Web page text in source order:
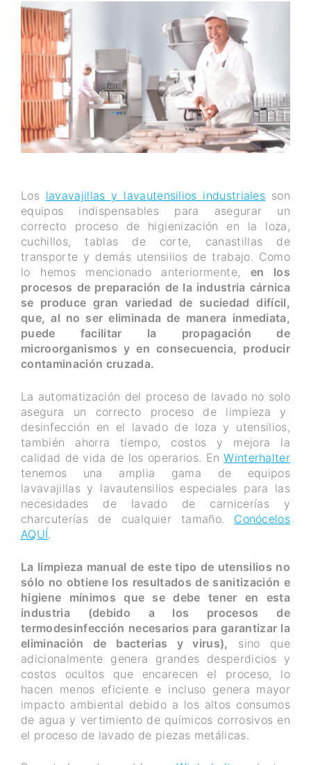
Los lavavajillas y lavautensilios industriales son
equipos indispensables para asegurar un
correcto proceso de higienización en la loza,
cuchillos, tablas de corte, canastillas de
transporte y demás utensilios de trabajo. Como
lo hemos mencionado anteriormente, en los
procesos de preparación de la industria cárnica
se produce gran variedad de suciedad difícil,
que, al no ser eliminada de manera inmediata,
puede facilitar la propagación de
microorganismos y en consecuencia, producir
contaminación cruzada.
La automatización del proceso de lavado no solo
asegura un correcto proceso de limpieza y
desinfección en el lavado de loza y utensilios,
también ahorra tiempo, costos y mejora la
calidad de vida de los operarios. EnWinterhalter
tenemos una amplia gama de equipos
lavavajillas y lavautensilios especiales para las
necesidades de lavado de carnicerías y
charcuterías de cualquier tamaño. Conócelos
AQUÍ.
La limpieza manual de este tipo de utensilios no
sólo no obtiene los resultados de sanitización e
higiene mínimos que se debe tener en esta
industria (debido a los procesos de
termodesinfección necesarios para garantizar la
eliminación de bacterias y virus), sino que
adicionalmente genera grandes desperdicios y
costos ocultos que encarecen el proceso, lo
hacen menos eficiente e incluso genera mayor
impacto ambiental debido a los altos consumos
de agua y vertimiento de químicos corrosivos en
el proceso de lavado de piezas metálicas.